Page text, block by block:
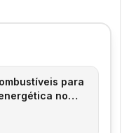
para
no